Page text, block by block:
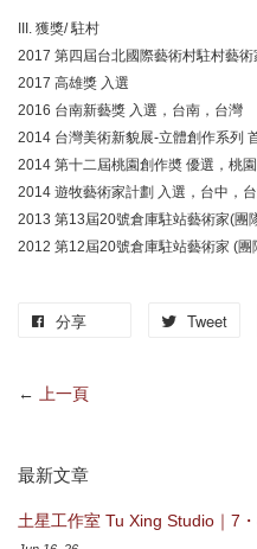
III. 獲獎/ 駐村
2017 第四屆台北國際藝術村駐村藝
2017 高雄獎 入選
2016 台南新藝獎 入選，台南，台灣
2014 台灣美術新貌展-立體創作系列
2014 第十二屆桃園創作奬 優選，桃
2014 遊牧藝術家計劃 入選，台中，
2013 第13屆20號倉庫駐站藝術家(團
2012 第12屆20號倉庫駐站藝術家 (團
分享 Tweet
← 上一頁
最新文章
土星工作室 Tu Xing Studio｜7